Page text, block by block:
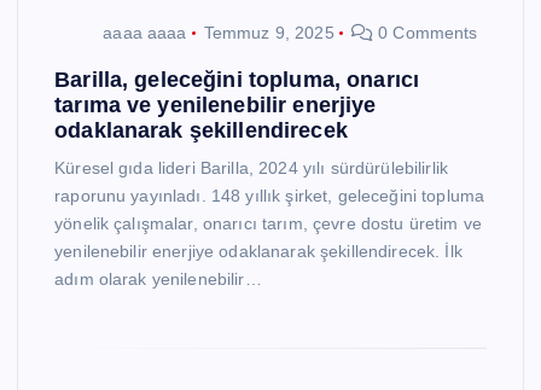
aaaa aaaa Temmuz 9, 2025 0 Comments
Barilla, geleceğini topluma, onarıcı
tarıma ve yenilenebilir enerjiye
odaklanarak şekillendirecek
Küresel gıda lideri Barilla, 2024 yılı sürdürülebilirlik
raporunu yayınladı. 148 yıllık şirket, geleceğini topluma
yönelik çalışmalar, onarıcı tarım, çevre dostu üretim ve
yenilenebilir enerjiye odaklanarak şekillendirecek. İlk
adım olarak yenilenebilir…